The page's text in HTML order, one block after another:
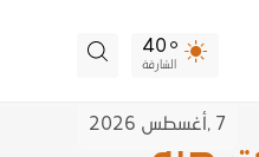
40
الشارقة
7 , أغسطس 2026